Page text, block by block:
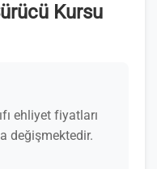
Kursu
ehliyet fiyatları
değişmektedir.